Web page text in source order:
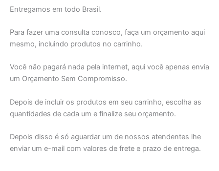
Entregamos em todo Brasil.
Para fazer uma consulta conosco, faça um orçamento aqui
mesmo, incluindo produtos no carrinho.
Você não pagará nada pela internet, aqui você apenas envia
um Orçamento Sem Compromisso.
Depois de incluir os produtos em seu carrinho, escolha as
quantidades de cada um e finalize seu orçamento.
Depois disso é só aguardar um de nossos atendentes lhe
enviar um e-mail com valores de frete e prazo de entrega.